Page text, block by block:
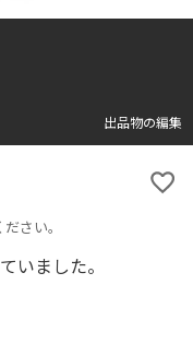
出品物の編集
さい。
いました。